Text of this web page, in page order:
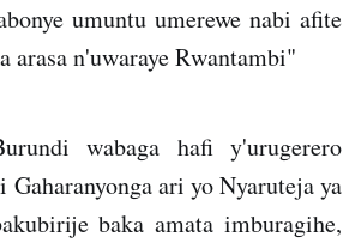
umuntu umerewe nabi afite
arasa n'uwaraye Rwantambi"
wabaga hafi y'urugerero
ari yo Nyaruteja ya
baka amata imburagihe,